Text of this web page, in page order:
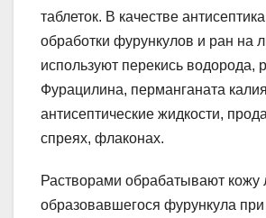
таблеток. В качестве
обработки фурункулов и ран на
используют перекись водорода,
Фурацилина, перманганата
антисептические жидкости,
спреях, флаконах.
Растворами обрабатывают кожу
образовавшегося фурункула